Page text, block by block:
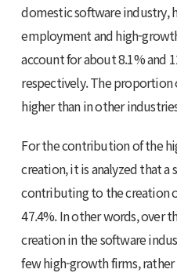
domestic software industry,
employment and high-
account for about 8.1% and
respectively. The
higher than in other
For the contribution of the
creation, it is analyzed that
contributing to the creation
47.4%. In other words, over
creation in the software
few high-growth firms,